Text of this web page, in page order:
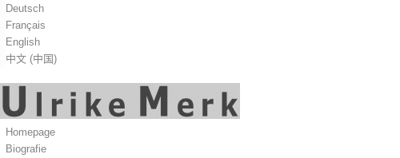
Deutsch
Français
English
中文 (中国)
Homepage
Biografie